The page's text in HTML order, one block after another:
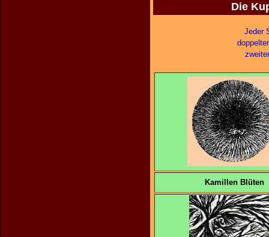
Die
Jeder
Kamillen Blüten